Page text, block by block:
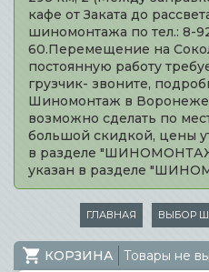
кафе от Заката до
шиномонтажа по тел.: 8-
60.Перемещение на
постоянную работу
грузчик- звоните,
Шиномонтаж в
возможно сделать по
большой скидкой, цены
в разделе
указан в разделе
ГЛАВНАЯ ВЫБОР
КОРЗИНА Товары не